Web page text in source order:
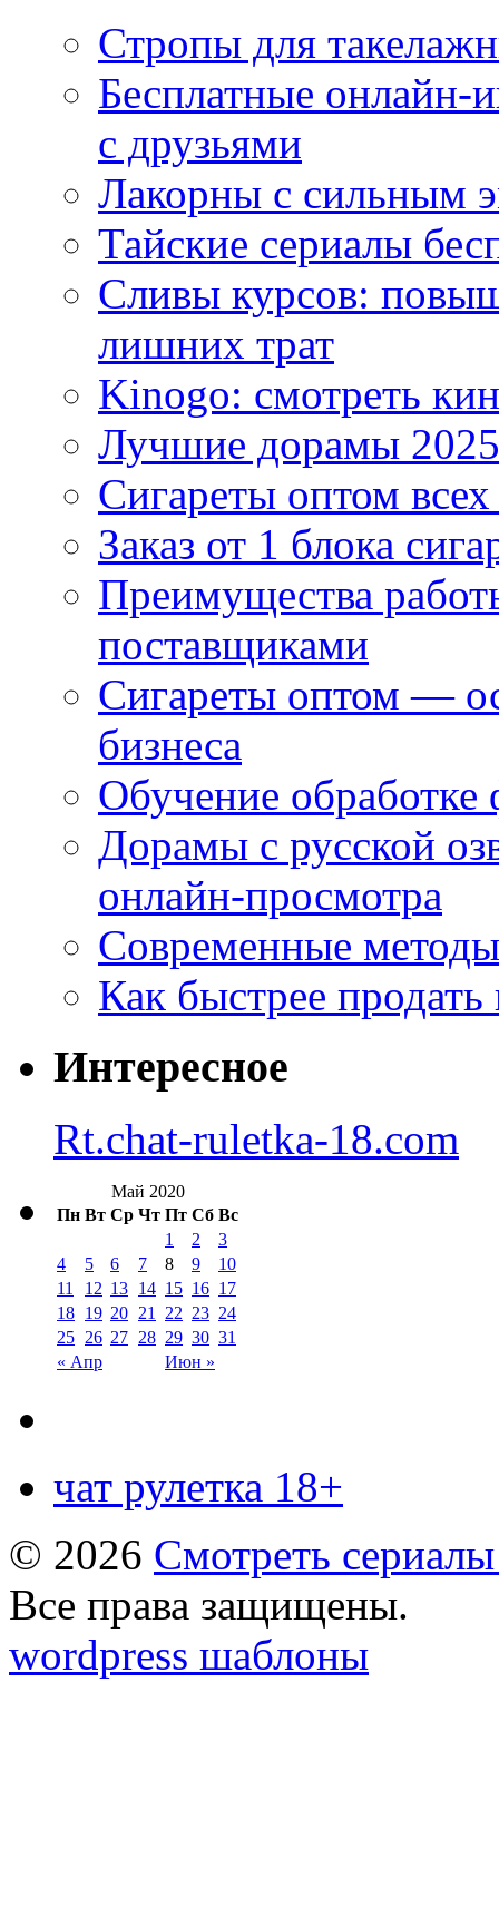
Стропы для
Бесплатные
с друзьями
Лакорны с сильным
Тайские сериалы
Сливы курсов:
лишних трат
Kinogo: смотреть
Лучшие дорамы
Сигареты оптом
Заказ от 1 блока
Преимущества
поставщиками
Сигареты оптом —
бизнеса
Обучение
Дорамы с русской
онлайн-просмотра
Современные
Как быстрее
Интересное
Rt.chat-ruletka-18.com
Май 2020
Пн Вт Ср Чт Пт Сб Вс
« Апр Июн »
1 2
3
4
5 6 7 8 9
10
11
12 13 14 15 16 17
18 19 20 21 22 23 24
25 26 27 28 29 30 31
чат рулетка 18+
© 2026 Смотреть
Все права защищены.
wordpress шаблоны